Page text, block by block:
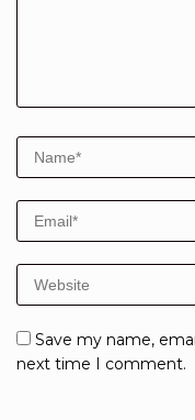
Save my name,
next time I comment.